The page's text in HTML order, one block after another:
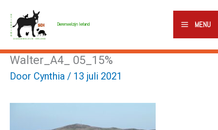
naar
inhoud
Dierenwelzijn Ierland MENU
Walter_A4_ 05_15%
Door Cynthia / 13 juli 2021